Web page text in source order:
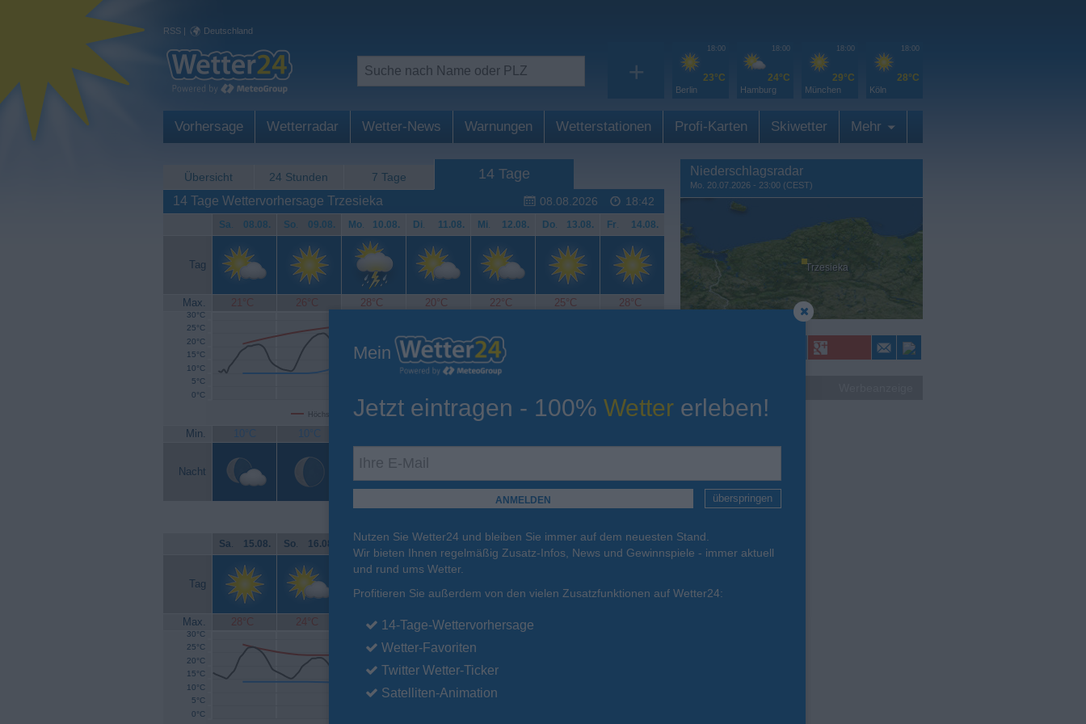
RSS | Deutschland
+
18:00
23°C
Berlin
18:00
24°C
Hamburg
18:00
29°C
München
18:00
28°C
Köln
Vorhersage Wetterradar Wetter-News Warnungen Wetterstationen Profi-Karten Skiwetter Mehr
Übersicht 24 Stunden 7 Tage 14 Tage
08.08.2026 18:42
14 Tage Wettervorhersage Trzesieka
Sa. 08.08. So. 09.08. Mo. 10.08. Di. 11.08. Mi. 12.08. Do. 13.08. Fr. 14.08.
Tag
Max. 21°C 26°C 28°C 20°C 22°C 25°C 28°C
Höchsttemperatur Tiefsttemperatur Aktuelle Temperatur
0°C
5°C
10°C
15°C
20°C
25°C
30°C
Min. 10°C 10°C
Nacht
Sa. 15.08. So. 16.08. Mo. 17.08. Di . 18.08. Mi. 19.08. Do. 20.08. Fr . 21.08.
Tag
Max. 28°C 24°C 24°C 21°C 21°C
0°C
5°C
10°C
15°C
20°C
25°C
30°C
Niederschlagsradar
Mo. 20.07.2026 - 23:00 (CEST)
Trzesieka
Mein
Jetzt eintragen - 100% Wetter erleben!
überspringen
Nutzen Sie Wetter24 und bleiben Sie immer auf dem neuesten Stand.
Wir bieten Ihnen regelmäßig Zusatz-Infos, News und Gewinnspiele - immer aktuell
und rund ums Wetter.
Profitieren Sie außerdem von den vielen Zusatzfunktionen auf Wetter24:
14-Tage-Wettervorhersage
Wetter-Favoriten
Twitter Wetter-Ticker
Satelliten-Animation